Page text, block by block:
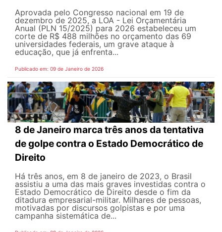
Aprovada pelo Congresso nacional em 19 de
dezembro de 2025, a LOA - Lei Orçamentária
Anual (PLN 15/2025) para 2026 estabeleceu um
corte de R$ 488 milhões no orçamento das 69
universidades federais, um grave ataque à
educação, que já enfrenta...
Publicado em: 09 de Janeiro de 2026
8 de Janeiro marca três anos da tentativa
de golpe contra o Estado Democrático de
Direito
Há três anos, em 8 de janeiro de 2023, o Brasil
assistiu a uma das mais graves investidas contra o
Estado Democrático de Direito desde o fim da
ditadura empresarial-militar. Milhares de pessoas,
motivadas por discursos golpistas e por uma
campanha sistemática de...